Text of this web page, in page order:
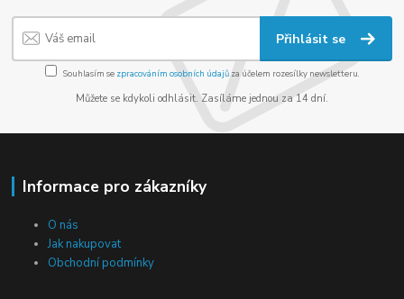
Přihlásit se
Souhlasím se zpracováním osobních údajůza účelem rozesílky newsletteru.
Můžete se kdykoli odhlásit. Zasíláme jednou za 14 dní.
Informace pro zákazníky
O nás
Jak nakupovat
Obchodní podmínky